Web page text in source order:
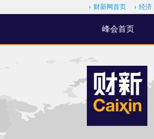
财新网首页 经济
峰会首页